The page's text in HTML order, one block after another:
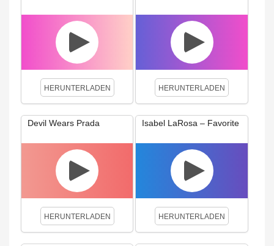
HERUNTERLADEN HERUNTERLADEN
Devil Wears Prada
HERUNTERLADEN
Isabel LaRosa – Favorite
HERUNTERLADEN